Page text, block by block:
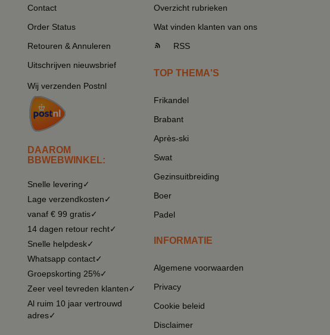
Contact
Order Status
Retouren & Annuleren
Uitschrijven nieuwsbrief
Wij verzenden Postnl
DAAROM
BBWEBWINKEL:
Snelle levering✓
Lage verzendkosten✓
vanaf € 99 gratis✓
14 dagen retour recht✓
Snelle helpdesk✓
Whatsapp contact✓
Groepskorting 25%✓
Zeer veel tevreden klanten✓
Al ruim 10 jaar vertrouwd
adres✓
Overzicht rubrieken
Wat vinden klanten van ons
RSS
TOP THEMA'S
Frikandel
Brabant
Après-ski
Swat
Gezinsuitbreiding
Boer
Padel
INFORMATIE
Algemene voorwaarden
Privacy
Cookie beleid
Disclaimer